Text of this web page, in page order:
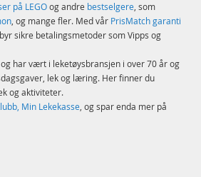
på LEGOog andre bestselgere, som
, og mange fler. Med vår PrisMatch garanti
sikre betalingsmetoder som Vipps og
har vært i leketøysbransjen i over 70 år og
lek og læring. Her finner du
og aktiviteter.
Min Lekekasse, og spar enda mer på